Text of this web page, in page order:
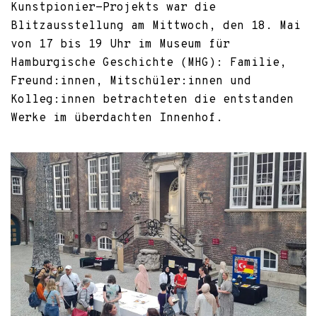
Kunstpionier-Projekts war die
Blitzausstellung am Mittwoch, den 18. Mai
von 17 bis 19 Uhr im Museum für
Hamburgische Geschichte (MHG): Familie,
Freund:innen, Mitschüler:innen und
Kolleg:innen betrachteten die entstanden
Werke im überdachten Innenhof.